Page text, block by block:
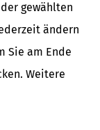
gewählten
ändern
Sie am Ende
Weitere